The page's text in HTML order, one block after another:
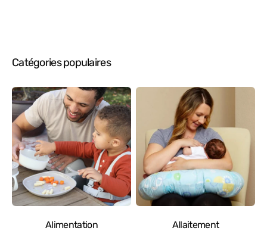
Catégories populaires
Alimentation Allaitement